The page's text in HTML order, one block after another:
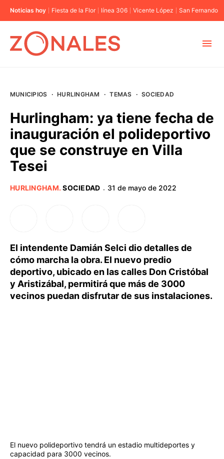
Noticias hoy Fiesta de la Flor línea 306 Vicente López San Fernando
BUENOS AIRES
PROVINCIAS
MUNICIPIOS · HURLINGHAM · TEMAS · SOCIEDAD
Hurlingham: ya tiene fecha de
inauguración el polideportivo
que se construye en Villa
Tesei
HURLINGHAM.SOCIEDAD · 31 de mayo de 2022
El intendente Damián Selci dio detalles de
cómo marcha la obra. El nuevo predio
deportivo, ubicado en las calles Don Cristóbal
y Aristizábal, permitirá que más de 3000
vecinos puedan disfrutar de sus instalaciones.
El nuevo polideportivo tendrá un estadio multideportes y
capacidad para 3000 vecinos.